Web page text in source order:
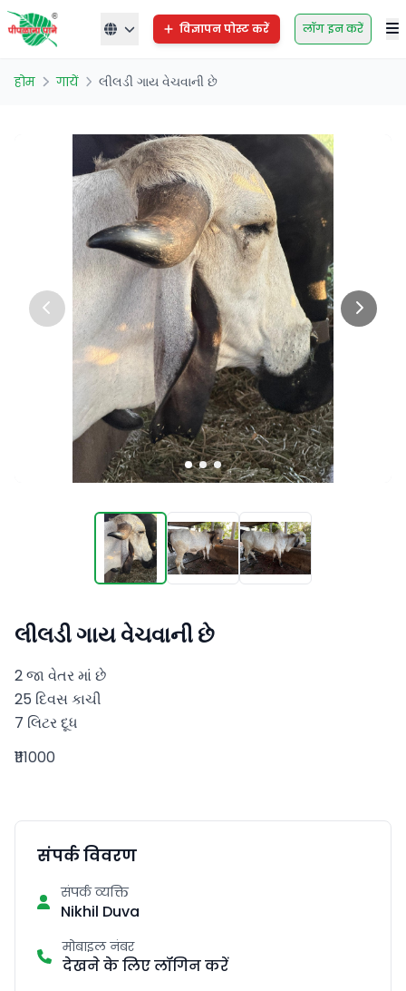
विज्ञापन पोस्ट करें लॉग इन करें
होम गायें લીલડી ગાય વેચવાની છે
લીલડી ગાય વેચવાની છે
2 જા વેતર માં છે
25 દિવસ કાચી
7 લિટર દૂધ
₹111000
संपर्क विवरण
संपर्क व्यक्ति
Nikhil Duva
मोबाइल नंबर
देखने के लिए लॉगिन करें